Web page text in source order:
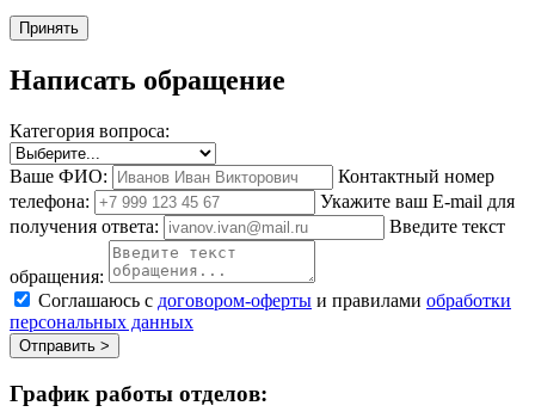
Принять
Написать обращение
Категория вопроса:
Ваше ФИО:
Контактный номер
телефона:
Укажите ваш E-mail для
получения ответа:
Введите текст
обращения:
Соглашаюсь с договором-оферты и правилами обработки
персональных данных
Отправить >
График работы отделов: